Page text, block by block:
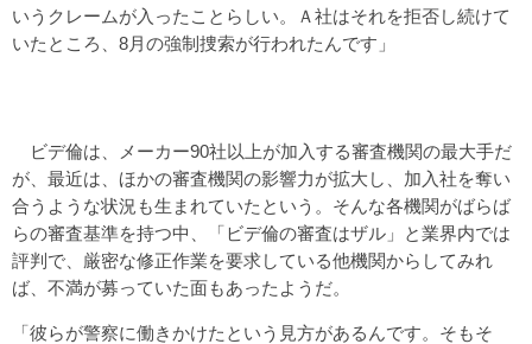
いうクレームが入ったことらしい。Ａ社はそれを拒否し続けて
いたところ、8月の強制捜索が行われたんです」
ビデ倫は、メーカー90社以上が加入する審査機関の最大手だ
が、最近は、ほかの審査機関の影響力が拡大し、加入社を奪い
合うような状況も生まれていたという。そんな各機関がばらば
らの審査基準を持つ中、「ビデ倫の審査はザル」と業界内では
評判で、厳密な修正作業を要求している他機関からしてみれ
ば、不満が募っていた面もあったようだ。
「彼らが警察に働きかけたという見方があるんです。そもそ